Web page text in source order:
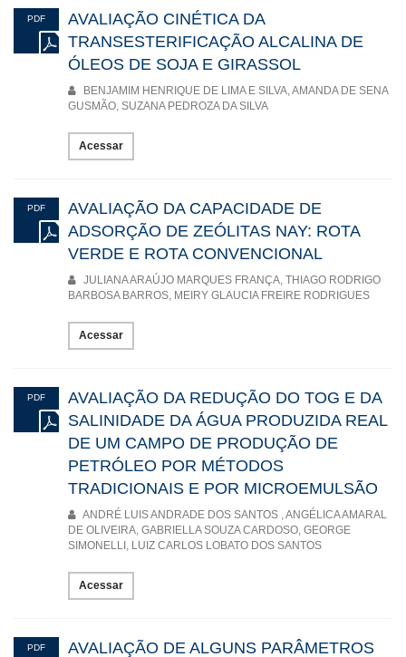
PDF
AVALIAÇÃO CINÉTICA DA
TRANSESTERIFICAÇÃO ALCALINA DE
ÓLEOS DE SOJA E GIRASSOL
BENJAMIM HENRIQUE DE LIMA E SILVA, AMANDA DE SENA
GUSMÃO, SUZANA PEDROZA DA SILVA
Acessar
PDF
AVALIAÇÃO DA CAPACIDADE DE
ADSORÇÃO DE ZEÓLITAS NAY: ROTA
VERDE E ROTA CONVENCIONAL
JULIANA ARAÚJO MARQUES FRANÇA, THIAGO RODRIGO
BARBOSA BARROS, MEIRY GLAUCIA FREIRE RODRIGUES
Acessar
PDF
AVALIAÇÃO DA REDUÇÃO DO TOG E DA
SALINIDADE DA ÁGUA PRODUZIDA REAL
DE UM CAMPO DE PRODUÇÃO DE
PETRÓLEO POR MÉTODOS
TRADICIONAIS E POR MICROEMULSÃO
ANDRÉ LUIS ANDRADE DOS SANTOS , ANGÉLICA AMARAL
DE OLIVEIRA, GABRIELLA SOUZA CARDOSO, GEORGE
SIMONELLI, LUIZ CARLOS LOBATO DOS SANTOS
Acessar
PDF AVALIAÇÃO DE ALGUNS PARÂMETROS